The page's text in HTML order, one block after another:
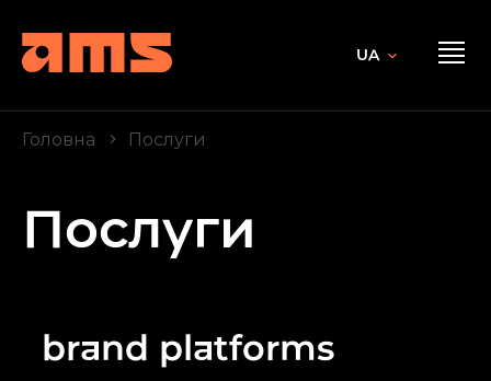
UA
Головна Послуги
Послуги
brand platforms